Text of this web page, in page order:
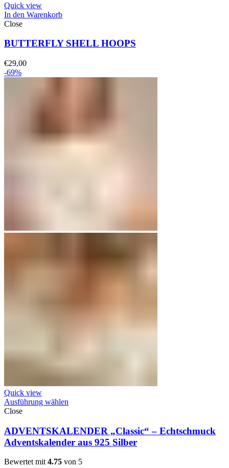
Quick view
In den Warenkorb
Close
BUTTERFLY SHELL HOOPS
€29,00
-69%
Quick view
Ausführung wählen
Close
ADVENTSKALENDER „Classic“ – Echtschmuck
Adventskalender aus 925 Silber
Bewertet mit4.75 von 5